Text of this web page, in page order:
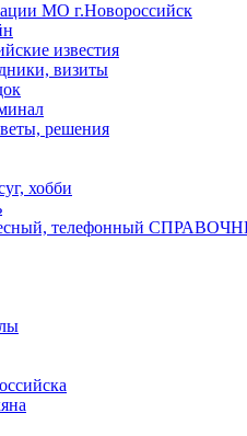
МО г.Новороссийск
известия
визиты
решения
хобби
телефонный